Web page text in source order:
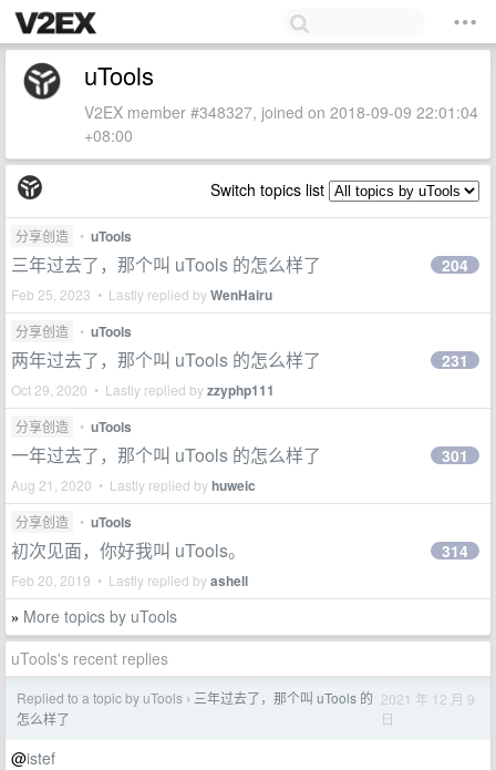
uTools
V2EX member #348327, joined on 2018-09-09 22:01:04
+08:00
Switch topics list
分享创造 • uTools
三年过去了，那个叫 uTools 的怎么样了
Feb 25, 2023 • Lastly replied byWenHairu
204
分享创造 • uTools
两年过去了，那个叫 uTools 的怎么样了
Oct 29, 2020 • Lastly replied byzzyphp111
231
分享创造 • uTools
一年过去了，那个叫 uTools 的怎么样了
Aug 21, 2020 • Lastly replied byhuweic
301
分享创造 • uTools
初次见面，你好我叫 uTools。
Feb 20, 2019 • Lastly replied byashell
314
» More topics by uTools
uTools's recent replies
Replied to a topic by uTools › 三年过去了，那个叫 uTools 的
怎么样了
2021 年 12 月 9
日
@istef